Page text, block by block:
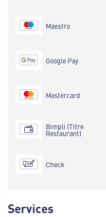
Maestro
Google Pay
Mastercard
Bimpli (Titre
Restaurant)
Check
Services